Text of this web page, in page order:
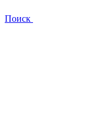
Поиск